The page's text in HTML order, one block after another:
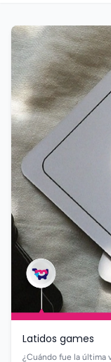
Latidos games
¿Cuándo fue la última